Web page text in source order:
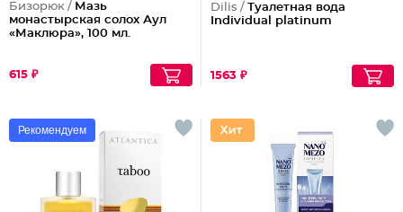
Бизорюк / Мазь
монастырская солох Аул
«Маклюра», 100 мл.
615 ₽
Dilis / Туалетная вода
Individual platinum
1563 ₽
Рекомендуем